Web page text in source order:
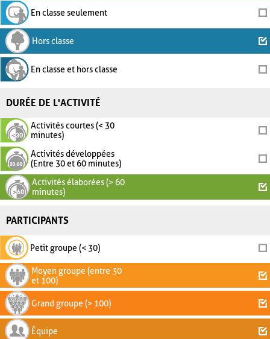
En classe seulement
Hors classe
En classe et hors classe
DURÉE DE L'ACTIVITÉ
Activités courtes (< 30
minutes)
Activités développées
(Entre 30 et 60 minutes)
Activités élaborées (> 60
minutes)
PARTICIPANTS
Petit groupe (< 30)
Moyen groupe (entre 30
et 100)
Grand groupe (> 100)
Équipe